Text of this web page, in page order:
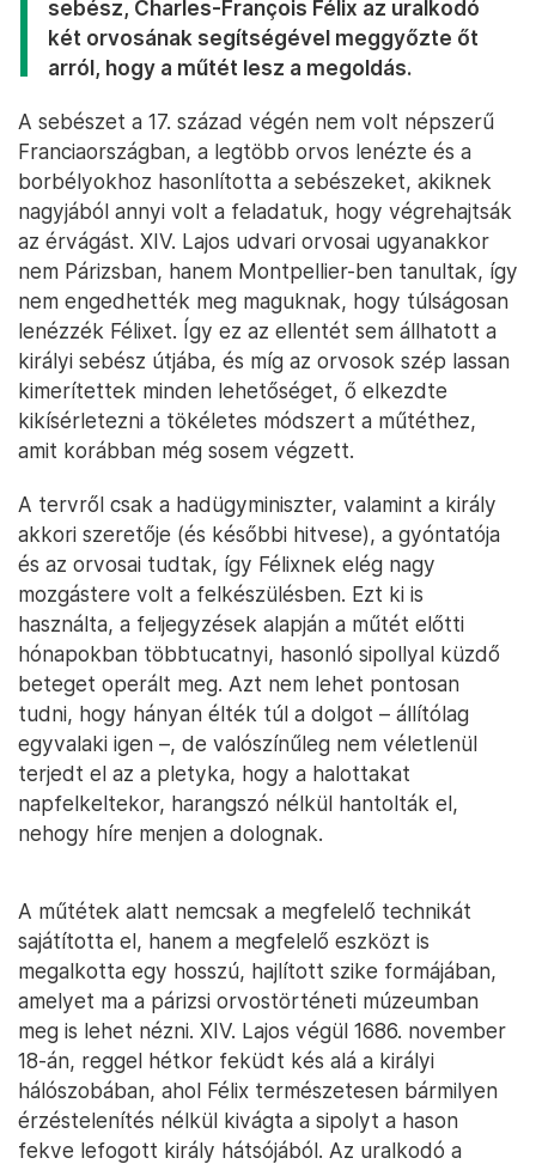
sebész, Charles-François Félix az uralkodó
két orvosának segítségével meggyőzte őt
arról, hogy a műtét lesz a megoldás.
A sebészet a 17. század végén nem volt népszerű
Franciaországban, a legtöbb orvos lenézte és a
borbélyokhoz hasonlította a sebészeket, akiknek
nagyjából annyi volt a feladatuk, hogy végrehajtsák
az érvágást. XIV. Lajos udvari orvosai ugyanakkor
nem Párizsban, hanem Montpellier-ben tanultak, így
nem engedhették meg maguknak, hogy túlságosan
lenézzék Félixet. Így ez az ellentét sem állhatott a
királyi sebész útjába, és míg az orvosok szép lassan
kimerítettek minden lehetőséget, ő elkezdte
kikísérletezni a tökéletes módszert a műtéthez,
amit korábban még sosem végzett.
A tervről csak a hadügyminiszter, valamint a király
akkori szeretője (és későbbi hitvese), a gyóntatója
és az orvosai tudtak, így Félixnek elég nagy
mozgástere volt a felkészülésben. Ezt ki is
használta, a feljegyzések alapján a műtét előtti
hónapokban többtucatnyi, hasonló sipollyal küzdő
beteget operált meg. Azt nem lehet pontosan
tudni, hogy hányan élték túl a dolgot – állítólag
egyvalaki igen –, de valószínűleg nem véletlenül
terjedt el az a pletyka, hogy a halottakat
napfelkeltekor, harangszó nélkül hantolták el,
nehogy híre menjen a dolognak.
A műtétek alatt nemcsak a megfelelő technikát
sajátította el, hanem a megfelelő eszközt is
megalkotta egy hosszú, hajlított szike formájában,
amelyet ma a párizsi orvostörténeti múzeumban
meg is lehet nézni. XIV. Lajos végül 1686. november
18-án, reggel hétkor feküdt kés alá a királyi
hálószobában, ahol Félix természetesen bármilyen
érzéstelenítés nélkül kivágta a sipolyt a hason
fekve lefogott király hátsójából. Az uralkodó a